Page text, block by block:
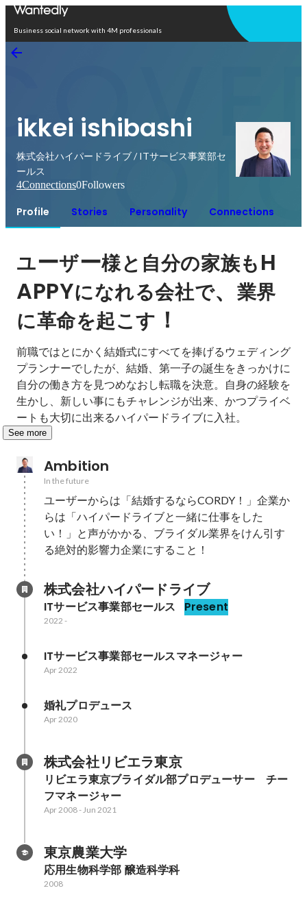
Business social network with 4M professionals
ikkei ishibashi
株式会社ハイパードライブ / ITサービス事業部セ
ールス
4Connections0Followers
Profile Stories Personality Connections
ユーザー様と自分の家族もH
APPYになれる会社で、 業界
に革命を起こす ！
前職ではとにかく結婚式にすべてを捧げるウェディング
プランナーでしたが、結婚、第一子の誕生をきっかけに
自分の働き方を見つめなおし転職を決意。自身の経験を
生かし、新しい事にもチャレンジが出来、かつプライベ
ートも大切に出来るハイパードライブに入社。
See more
Ambition
In the future
ユーザーからは「結婚するならCORDY！」企業か
らは「ハイパードライブと一緒に仕事をした
い！」と声がかかる、ブライダル業界をけん引す
る絶対的影響力企業にすること！
株式会社ハイパードライブ
ITサービス事業部セールス Present
2022 -
ITサービス事業部セールスマネージャー
Apr 2022
婚礼プロデュース
Apr 2020
株式会社リビエラ東京
リビエラ東京ブライダル部プロデューサー　チー
フマネージャー
Apr 2008-Jun 2021
東京農業大学
応用生物科学部 醸造科学科
2008